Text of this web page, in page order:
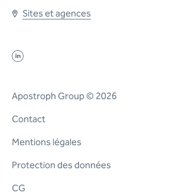
Sites et agences
Apostroph Group © 2026
Contact
Mentions légales
Protection des données
CG